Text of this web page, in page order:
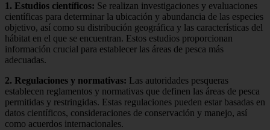
1. Estudios científicos: Se realizan investigaciones y evaluaciones
científicas para determinar la ubicación y abundancia de las especies
objetivo, así como su distribución geográfica y las características del
hábitat en el que se encuentran. Estos estudios proporcionan
información crucial para establecer las áreas de pesca más
adecuadas.
2. Regulaciones y normativas: Las autoridades pesqueras
establecen reglamentos y normativas que definen las áreas de pesca
permitidas y restringidas. Estas regulaciones pueden estar basadas en
datos científicos, consideraciones de conservación y manejo, así
como acuerdos internacionales.